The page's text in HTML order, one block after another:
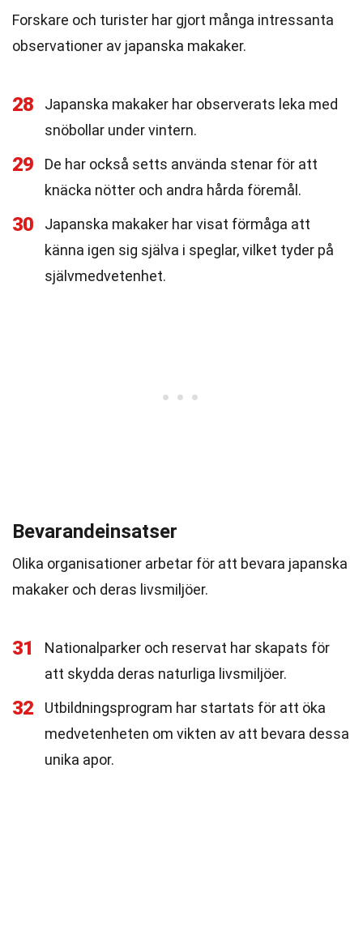
Forskare och turister har gjort många intressanta
observationer av japanska makaker.
28
Japanska makaker har observerats leka med
snöbollar under vintern.
29
De har också setts använda stenar för att
knäcka nötter och andra hårda föremål.
30
Japanska makaker har visat förmåga att
känna igen sig själva i speglar, vilket tyder på
självmedvetenhet.
Bevarandeinsatser
Olika organisationer arbetar för att bevara japanska
makaker och deras livsmiljöer.
31
Nationalparker och reservat har skapats för
att skydda deras naturliga livsmiljöer.
32
Utbildningsprogram har startats för att öka
medvetenheten om vikten av att bevara dessa
unika apor.